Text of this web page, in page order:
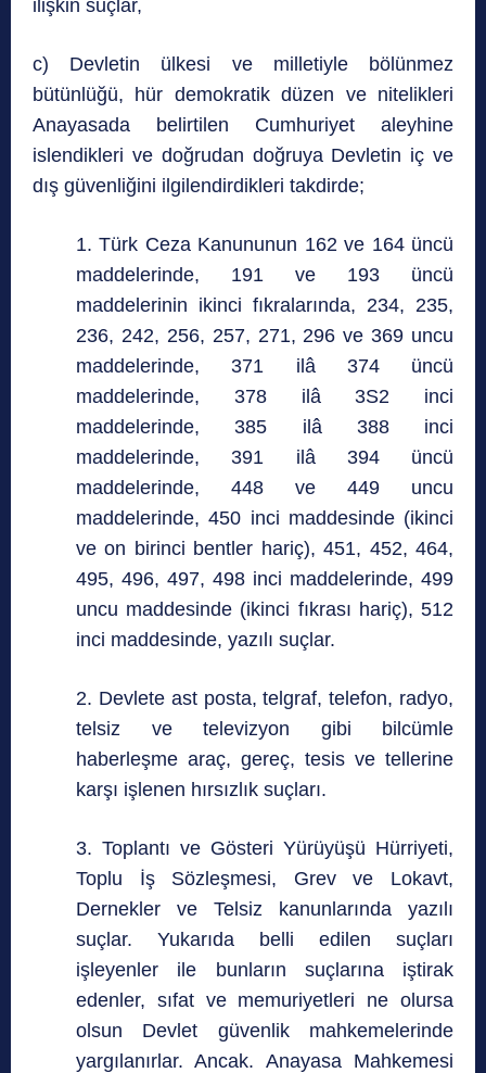
ilişkin suçlar,
c) Devletin ülkesi ve milletiyle bölünmez
bütünlüğü, hür demokratik düzen ve nitelikleri
Anayasada belirtilen Cumhuriyet aleyhine
islendikleri ve doğrudan doğruya Devletin iç ve
dış güvenliğini ilgilendirdikleri takdirde;
1. Türk Ceza Kanununun 162 ve 164 üncü
maddelerinde, 191 ve 193 üncü
maddelerinin ikinci fıkralarında, 234, 235,
236, 242, 256, 257, 271, 296 ve 369 uncu
maddelerinde, 371 ilâ 374 üncü
maddelerinde, 378 ilâ 3S2 inci
maddelerinde, 385 ilâ 388 inci
maddelerinde, 391 ilâ 394 üncü
maddelerinde, 448 ve 449 uncu
maddelerinde, 450 inci maddesinde (ikinci
ve on birinci bentler hariç), 451, 452, 464,
495, 496, 497, 498 inci maddelerinde, 499
uncu maddesinde (ikinci fıkrası hariç), 512
inci maddesinde, yazılı suçlar.
2. Devlete ast posta, telgraf, telefon, radyo,
telsiz ve televizyon gibi bilcümle
haberleşme araç, gereç, tesis ve tellerine
karşı işlenen hırsızlık suçları.
3. Toplantı ve Gösteri Yürüyüşü Hürriyeti,
Toplu İş Sözleşmesi, Grev ve Lokavt,
Dernekler ve Telsiz kanunlarında yazılı
suçlar. Yukarıda belli edilen suçları
işleyenler ile bunların suçlarına iştirak
edenler, sıfat ve memuriyetleri ne olursa
olsun Devlet güvenlik mahkemelerinde
yargılanırlar. Ancak. Anayasa Mahkemesi